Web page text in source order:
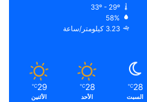
33º - 29º
58%
3.23 كيلومتر/ساعة
28
℃
السبت
28
℃
الأحد
29
℃
الأثنين